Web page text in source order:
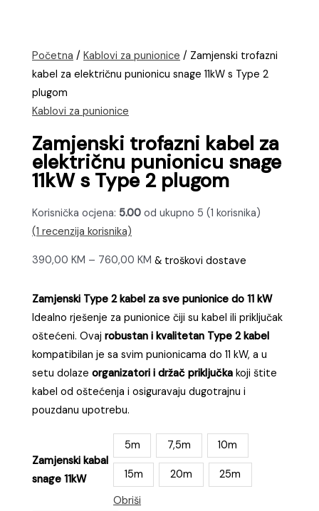
Početna /Kablovi za punionice / Zamjenski trofazni
kabel za električnu punionicu snage 11kW s Type 2
plugom
Kablovi za punionice
Zamjenski trofazni kabel za
električnu punionicu snage
11kW s Type 2 plugom
Korisnička ocjena: 5.00 od ukupno 5 (1 korisnika)
(1 recenzija korisnika)
390,00KM – 760,00KM Raspon
od
390,00 KM
do
760,00 KM
& troškovi dostave
Zamjenski Type 2 kabel za sve punionice do 11 kW
Idealno rješenje za punionice čiji su kabel ili priključak
oštećeni. Ovajrobustan i kvalitetan Type 2 kabel
kompatibilan je sa svim punionicama do 11 kW, a u
setu dolazeorganizatori i držač priključka koji štite
kabel od oštećenja i osiguravaju dugotrajnu i
pouzdanu upotrebu.
Zamjenski kabal
snage 11kW
5m 7,5m 10m
15m 20m
25m
Obriši